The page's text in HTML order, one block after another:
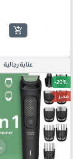
add_shopping_cart
عناية رجالية
-20%
مميز